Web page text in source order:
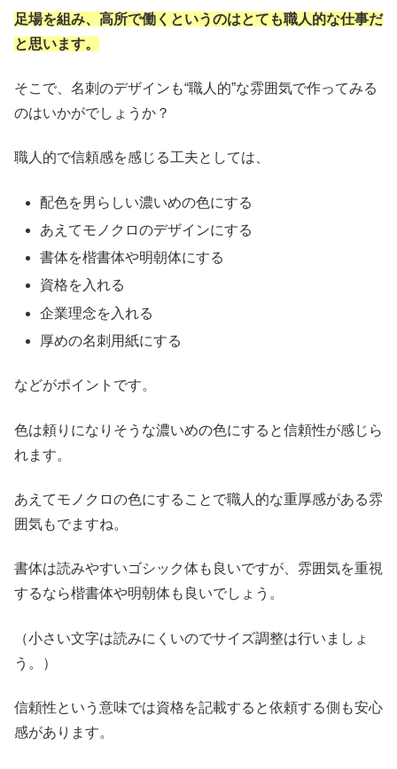
足場を組み、高所で働くというのはとても職人的な仕事だ
と思います。
そこで、名刺のデザインも“職人的”な雰囲気で作ってみる
のはいかがでしょうか？
職人的で信頼感を感じる工夫としては、
配色を男らしい濃いめの色にする
あえてモノクロのデザインにする
書体を楷書体や明朝体にする
資格を入れる
企業理念を入れる
厚めの名刺用紙にする
などがポイントです。
色は頼りになりそうな濃いめの色にすると信頼性が感じら
れます。
あえてモノクロの色にすることで職人的な重厚感がある雰
囲気もでますね。
書体は読みやすいゴシック体も良いですが、雰囲気を重視
するなら楷書体や明朝体も良いでしょう。
（小さい文字は読みにくいのでサイズ調整は行いましょ
う。）
信頼性という意味では資格を記載すると依頼する側も安心
感があります。